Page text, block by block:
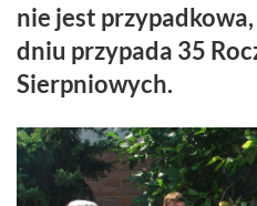
nie jest
dniu przypada 35
Sierpniowych.